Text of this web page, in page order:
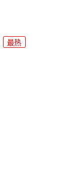
最热